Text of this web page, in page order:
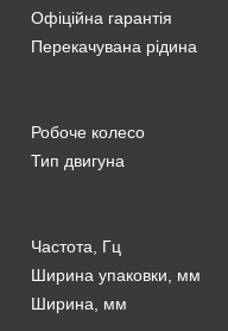
Офіційна гарантія
Перекачувана рідина
Робоче колесо
Тип двигуна
Частота, Гц
Ширина упаковки, мм
Ширина, мм